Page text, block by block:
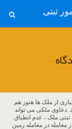
ثبتی
از ملک ها هنوز هم
دعاوی ملکی می تواند
ملک ، عدم انطباق
معامله در معامله زمین